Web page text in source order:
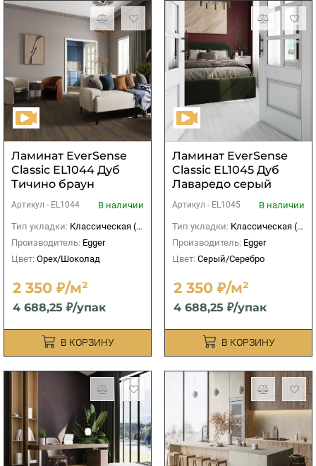
Ламинат EverSense
Classic EL1044 Дуб
Тичино браун
Артикул - EL1044
В наличии
Тип укладки: Классическая (прямая)
Производитель: Egger
Цвет: Орех/Шоколад
2 350 ₽/м²
4 688,25 ₽/упак
В КОРЗИНУ
Ламинат EverSense
Classic EL1045 Дуб
Лаваредо серый
Артикул - EL1045
В наличии
Тип укладки: Классическая (прямая)
Производитель: Egger
Цвет: Серый/Серебро
2 350 ₽/м²
4 688,25 ₽/упак
В КОРЗИНУ